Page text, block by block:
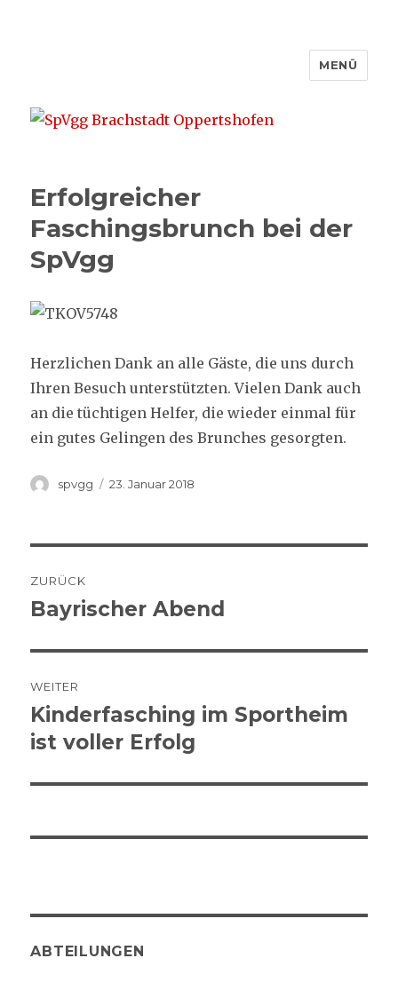
SpVgg Brachstadt Oppertshofen
MENÜ
Erfolgreicher
Faschingsbrunch bei der
SpVgg
Herzlichen Dank an alle Gäste, die uns durch
Ihren Besuch unterstützten. Vielen Dank auch
an die tüchtigen Helfer, die wieder einmal für
ein gutes Gelingen des Brunches gesorgten.
Autor
spvgg
Veröffentlicht
23. Januar 2018
Navigation
ZURÜCK
Vorheriger
Bayrischer Abend
WEITER
Nächster
Beitrag:
Kinderfasching im Sportheim
ist voller Erfolg
ABTEILUNGEN